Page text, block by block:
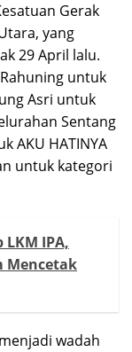
Gerak
yang
29 April lalu.
untuk
Asri untuk
Sentang
AKU HATINYA
untuk kategori
IPA,
Mencetak
wadah